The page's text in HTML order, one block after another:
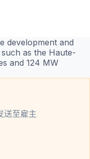
development and
as the Haute-
and 124 MW
送至雇主